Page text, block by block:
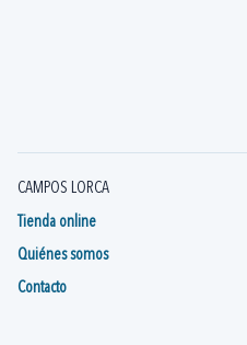
CAMPOS LORCA
Tienda online
Quiénes somos
Contacto